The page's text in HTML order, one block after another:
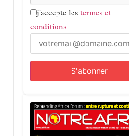
j'accepte les termes et
conditions